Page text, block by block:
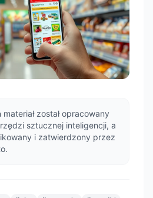
materiał został opracowany
sztucznej inteligencji, a
i zatwierdzony przez